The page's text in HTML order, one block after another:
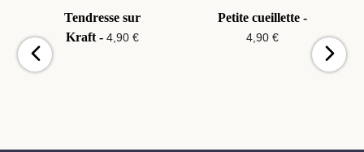
Tendresse sur
Kraft - 4,90 €
Petite cueillette -
4,90 €